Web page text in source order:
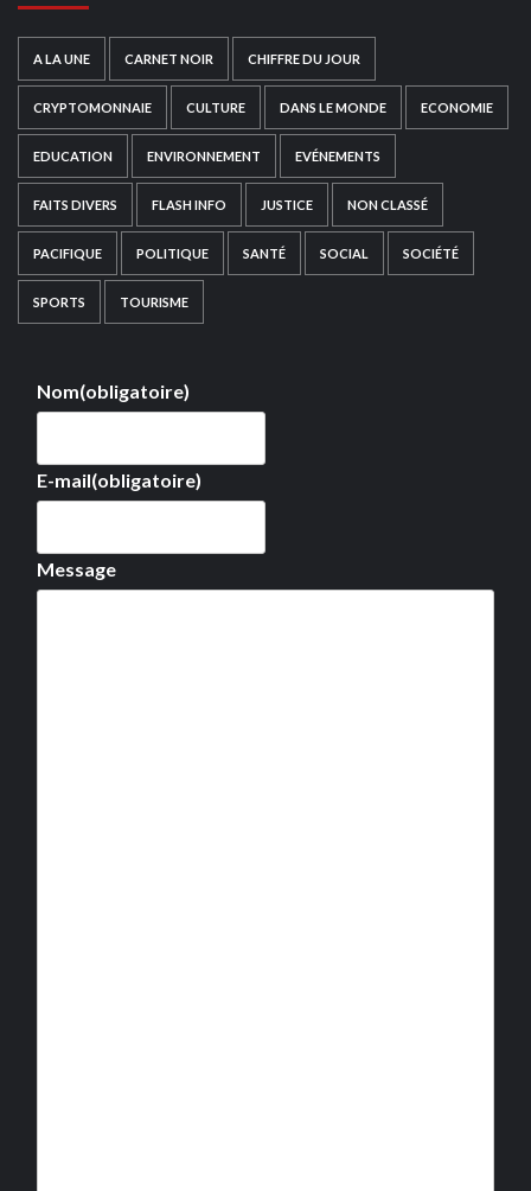
A LA UNE CARNET NOIR CHIFFRE DU JOUR
CRYPTOMONNAIE CULTURE DANS LE MONDE ECONOMIE
EDUCATION ENVIRONNEMENT EVÉNEMENTS
FAITS DIVERS FLASH INFO JUSTICE NON CLASSÉ
PACIFIQUE POLITIQUE SANTÉ SOCIAL SOCIÉTÉ
SPORTS TOURISME
Nom(obligatoire)
E-mail(obligatoire)
Message